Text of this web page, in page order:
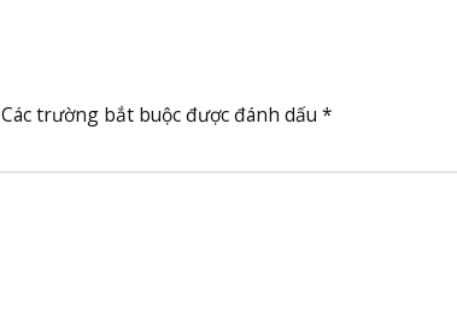
Các trường bắt buộc được đánh dấu *